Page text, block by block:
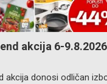
akcija 6-
akcija donosi odličan